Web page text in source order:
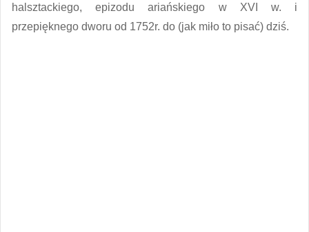
halsztackiego, epizodu ariańskiego w XVI w. i
przepięknego dworu od 1752r. do (jak miło to pisać) dziś.